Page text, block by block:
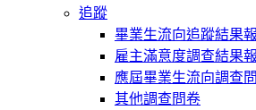
追蹤
畢業生流向追蹤結果
雇主滿意度調查結果
應屆畢業生流向調查
其他調查問卷